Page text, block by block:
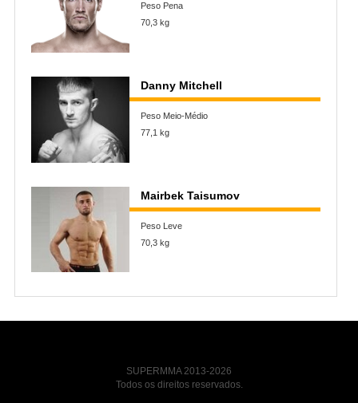
Peso Pena
70,3 kg
Danny Mitchell
Peso Meio-Médio
77,1 kg
Mairbek Taisumov
Peso Leve
70,3 kg
SUPERMMA 2013-2026
Todos os direitos reservados.